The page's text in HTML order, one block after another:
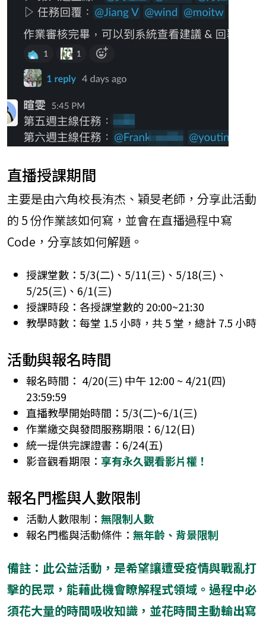
直播授課期間
主要是由六角校長洧杰、穎旻老師，分享此活動
的 5 份作業該如何寫，並會在直播過程中寫
Code，分享該如何解題。
授課堂數：5/3(二)、5/11(三)、5/18(三)、
5/25(三)、6/1(三)
授課時段：各授課堂數的 20:00~21:30
教學時數：每堂 1.5 小時，共 5 堂，總計 7.5 小時
活動與報名時間
報名時間： 4/20(三) 中午 12:00 ~ 4/21(四)
23:59:59
直播教學開始時間：5/3(二)~6/1(三)
作業繳交與發問服務期限：6/12(日)
統一提供完課證書：6/24(五)
影音觀看期限： 享有永久觀看影片權！
報名門檻與人數限制
活動人數限制： 無限制人數
報名門檻與活動條件： 無年齡、背景限制
備註：此公益活動，是希望讓遭受疫情與戰亂打
擊的民眾，能藉此機會瞭解程式領域。過程中必
須花大量的時間吸收知識，並花時間主動輸出寫